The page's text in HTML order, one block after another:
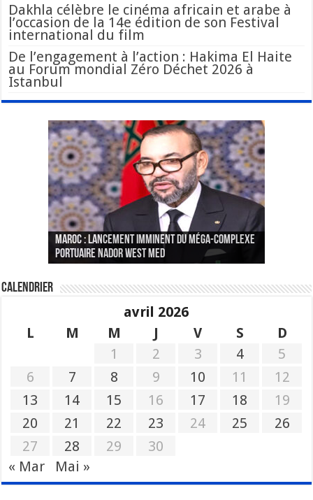
Dakhla célèbre le cinéma africain et arabe à
l’occasion de la 14e édition de son Festival
international du film
De l’engagement à l’action : Hakima El Haite
au Forum mondial Zéro Déchet 2026 à
Istanbul
MAROC : Lancement imminent du méga-complexe
portuaire Nador West Med
Le Wali Ait Taleb préside la nomination du
nouveau Secrétaire Général pour insuffler un
sang nouveau à l’administration
Fès : La 70e conférence annuelle de la
Fédération internationale des journalistes et
des écrivains s’est achevée
Paris va présenter à Alger une liste de
« plusieurs centaines de personnes » aux
profils « dangereux »
CGEM: le binôme Oukacha-Joundy reconduit à la
tête de la Fédération des pêches maritimes
Calendrier
avril 2026
L
M M J V S
D
1
2 3 4
5
6
7 8 9 10 11
12
13
14 15 16 17 18
19
20
21 22 23 24 25
26
27
28 29
30
« Mar
Mai »